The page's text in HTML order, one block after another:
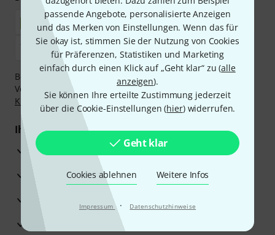
passende Angebote, personalisierte Anzeigen
und das Merken von Einstellungen. Wenn das für
Sie okay ist, stimmen Sie der Nutzung von Cookies
für Präferenzen, Statistiken und Marketing
einfach durch einen Klick auf „Geht klar“ zu (alle
anzeigen).
Sie können Ihre erteilte Zustimmung jederzeit
über die Cookie-Einstellungen (hier) widerrufen.
Geht klar
Cookies ablehnen Weitere Infos
Impressum · Datenschutzhinweise
Bezahlen Sie vertraulich und sicher per Nachnahme,
Vorkasse, PayPal, Amazon Pay,Klarna Sofort bezahlen
Klarna Ratenzahlungoder Kreditkarte.
Ihre Vorteile
3 Jahre Thomann Garantie
30 Tage Money-Back-Garantie
Beratung durch Fachexperten